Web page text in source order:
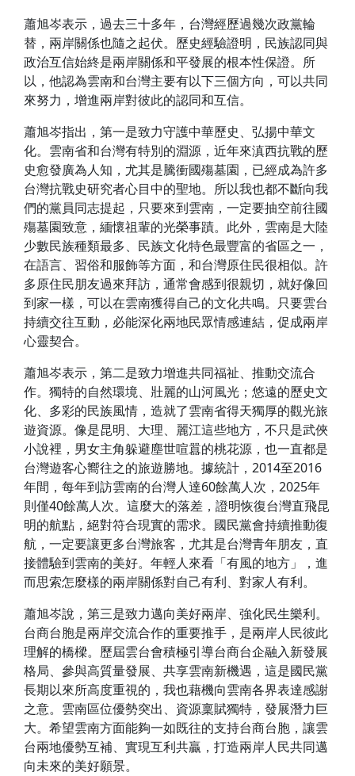
蕭旭岑表示，過去三十多年，台灣經歷過幾次政黨輪
替，兩岸關係也隨之起伏。歷史經驗證明，民族認同與
政治互信始終是兩岸關係和平發展的根本性保證。所
以，他認為雲南和台灣主要有以下三個方向，可以共同
來努力，增進兩岸對彼此的認同和互信。
蕭旭岑指出，第一是致力守護中華歷史、弘揚中華文
化。雲南省和台灣有特別的淵源，近年來滇西抗戰的歷
史愈發廣為人知，尤其是騰衝國殤墓園，已經成為許多
台灣抗戰史研究者心目中的聖地。所以我也都不斷向我
們的黨員同志提起，只要來到雲南，一定要抽空前往國
殤墓園致意，緬懷祖輩的光榮事蹟。此外，雲南是大陸
少數民族種類最多、民族文化特色最豐富的省區之一，
在語言、習俗和服飾等方面，和台灣原住民很相似。許
多原住民朋友過來拜訪，通常會感到很親切，就好像回
到家一樣，可以在雲南獲得自己的文化共鳴。只要雲台
持續交往互動，必能深化兩地民眾情感連結，促成兩岸
心靈契合。
蕭旭岑表示，第二是致力增進共同福祉、推動交流合
作。獨特的自然環境、壯麗的山河風光；悠遠的歷史文
化、多彩的民族風情，造就了雲南省得天獨厚的觀光旅
遊資源。像是昆明、大理、麗江這些地方，不只是武俠
小說裡，男女主角躲避塵世喧囂的桃花源，也一直都是
台灣遊客心嚮往之的旅遊勝地。據統計，2014至2016
年間，每年到訪雲南的台灣人達60餘萬人次，2025年
則僅40餘萬人次。這麼大的落差，證明恢復台灣直飛昆
明的航點，絕對符合現實的需求。國民黨會持續推動復
航，一定要讓更多台灣旅客，尤其是台灣青年朋友，直
接體驗到雲南的美好。年輕人來看「有風的地方」，進
而思索怎麼樣的兩岸關係對自己有利、對家人有利。
蕭旭岑說，第三是致力邁向美好兩岸、強化民生樂利。
台商台胞是兩岸交流合作的重要推手，是兩岸人民彼此
理解的橋樑。歷屆雲台會積極引導台商台企融入新發展
格局、參與高質量發展、共享雲南新機遇，這是國民黨
長期以來所高度重視的，我也藉機向雲南各界表達感謝
之意。雲南區位優勢突出、資源稟賦獨特，發展潛力巨
大。希望雲南方面能夠一如既往的支持台商台胞，讓雲
台兩地優勢互補、實現互利共贏，打造兩岸人民共同邁
向未來的美好願景。